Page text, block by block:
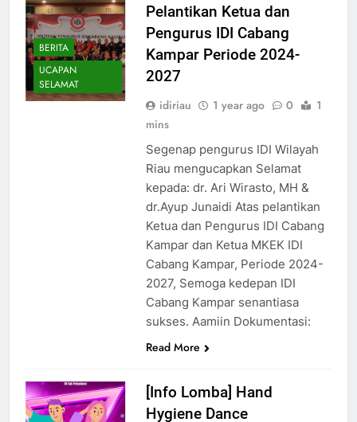
BERITA
UCAPAN
SELAMAT
Pelantikan Ketua dan
Pengurus IDI Cabang
Kampar Periode 2024-
2027
idiriau 1 year ago 0
1
mins
Segenap pengurus IDI Wilayah
Riau mengucapkan Selamat
kepada: dr. Ari Wirasto, MH &
dr.Ayup Junaidi Atas pelantikan
Ketua dan Pengurus IDI Cabang
Kampar dan Ketua MKEK IDI
Cabang Kampar, Periode 2024-
2027, Semoga kedepan IDI
Cabang Kampar senantiasa
sukses. Aamiin Dokumentasi:
Read More
[Info Lomba] Hand
Hygiene Dance